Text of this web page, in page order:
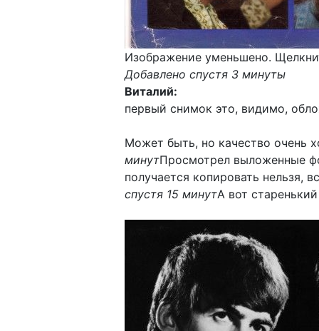
Изображение уменьшено.
Добавлено спустя 3 минуты
Виталий:
первый снимок это, видимо,
Может быть, но качество очень
минутПросмотрел выложенные
получается копировать нельзя,
спустя 15 минутА вот